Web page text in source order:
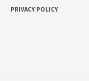
PRIVACY POLICY